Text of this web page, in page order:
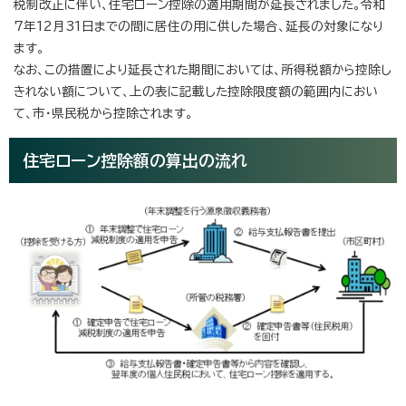
税制改正に伴い、住宅ローン控除の適用期間が延長されました。令和
7年12月31日までの間に居住の用に供した場合、延長の対象になり
ます。
なお、この措置により延長された期間においては、所得税額から控除し
きれない額について、上の表に記載した控除限度額の範囲内におい
て、市・県民税から控除されます。
住宅ローン控除額の算出の流れ